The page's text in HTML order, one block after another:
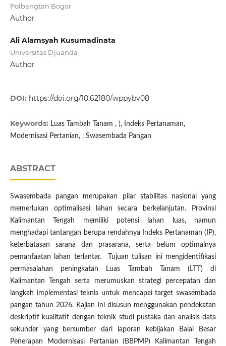
Polbangtan Bogor
Author
Ali Alamsyah Kusumadinata
Universitas Djuanda
Author
DOI: https://doi.org/10.62180/wppybv08
Keywords: Luas Tambah Tanam , ), Indeks Pertanaman,
Modernisasi Pertanian, , Swasembada Pangan
ABSTRACT
Swasembada pangan merupakan pilar stabilitas nasional yang
memerlukan optimalisasi lahan secara berkelanjutan. Provinsi
Kalimantan Tengah memiliki potensi lahan luas, namun
menghadapi tantangan berupa rendahnya Indeks Pertanaman (IP),
keterbatasan sarana dan prasarana, serta belum optimalnya
pemanfaatan lahan terlantar. Tujuan tulisan ini mengidentifikasi
permasalahan peningkatan Luas Tambah Tanam (LTT) di
Kalimantan Tengah serta merumuskan strategi percepatan dan
langkah implementasi teknis untuk mencapai target swasembada
pangan tahun 2026. Kajian ini disusun menggunakan pendekatan
deskriptif kualitatif dengan teknik studi pustaka dan analisis data
sekunder yang bersumber dari laporan kebijakan Balai Besar
Penerapan Modernisasi Pertanian (BBPMP) Kalimantan Tengah